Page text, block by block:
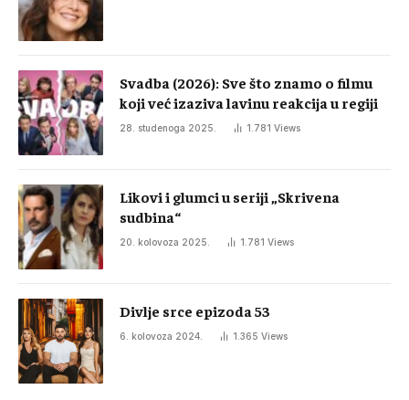
Svadba (2026): Sve što znamo o filmu
koji već izaziva lavinu reakcija u regiji
28. studenoga 2025. 1.781 Views
Likovi i glumci u seriji „Skrivena
sudbina“
20. kolovoza 2025. 1.781 Views
Divlje srce epizoda 53
6. kolovoza 2024. 1.365 Views